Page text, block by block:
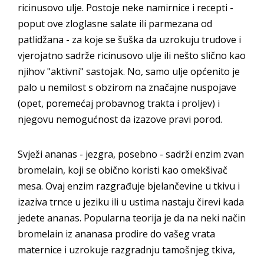
ricinusovo ulje. Postoje neke namirnice i recepti -
poput ove zloglasne salate ili parmezana od
patlidžana - za koje se šuška da uzrokuju trudove i
vjerojatno sadrže ricinusovo ulje ili nešto slično kao
njihov "aktivni" sastojak. No, samo ulje općenito je
palo u nemilost s obzirom na značajne nuspojave
(opet, poremećaj probavnog trakta i proljev) i
njegovu nemogućnost da izazove pravi porod.
Svježi ananas - jezgra, posebno - sadrži enzim zvan
bromelain, koji se obično koristi kao omekšivač
mesa. Ovaj enzim razgrađuje bjelančevine u tkivu i
izaziva trnce u jeziku ili u ustima nastaju čirevi kada
jedete ananas. Popularna teorija je da na neki način
bromelain iz ananasa prodire do vašeg vrata
maternice i uzrokuje razgradnju tamošnjeg tkiva,